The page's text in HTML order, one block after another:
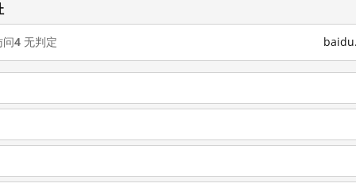
问4 无判定